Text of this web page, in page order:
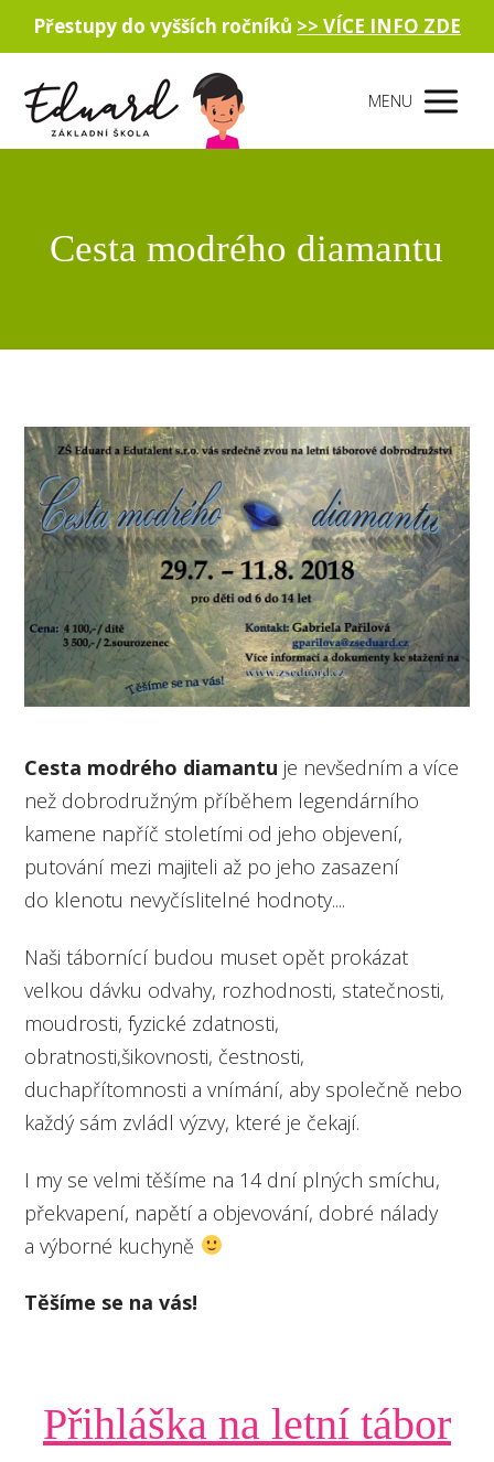
Přestupy do vyšších ročníků >> VÍCE INFO ZDE
MENU
Cesta modrého diamantu
Cesta modrého diamantu je nevšedním a více
než dobrodružným příběhem legendárního
kamene napříč stoletími od jeho objevení,
putování mezi majiteli až po jeho zasazení
do klenotu nevyčíslitelné hodnoty....
Naši tábornící budou muset opět prokázat
velkou dávku odvahy, rozhodnosti, statečnosti,
moudrosti, fyzické zdatnosti,
obratnosti,šikovnosti, čestnosti,
duchapřítomnosti a vnímání, aby společně nebo
každý sám zvládl výzvy, které je čekají.
I my se velmi těšíme na 14 dní plných smíchu,
překvapení, napětí a objevování, dobré nálady
a výborné kuchyně
Těšíme se na vás!
Přihláška na letní tábor